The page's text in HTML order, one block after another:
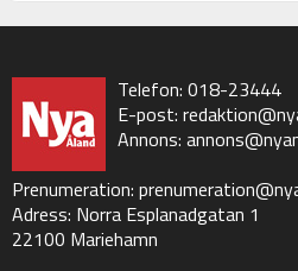
Telefon: 018-23444
E-post:
Annons:
Prenumeration:
Adress: Norra Esplanadgatan 1
22100 Mariehamn